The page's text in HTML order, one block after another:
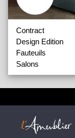
Contract
Design Edition
Fauteuils
Salons